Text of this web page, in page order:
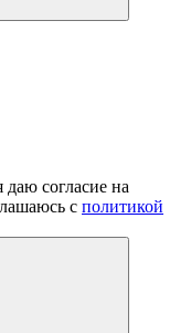
согласие на
c политикой